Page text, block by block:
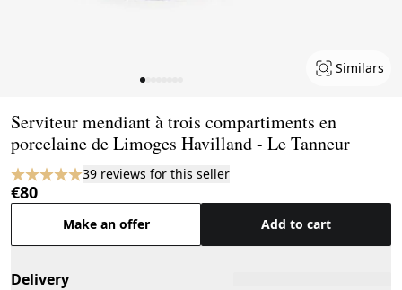
Similars
Serviteur mendiant à trois compartiments en
porcelaine de Limoges Havilland - Le Tanneur
39 reviews for this seller
€80
Make an offer Add to cart
Delivery